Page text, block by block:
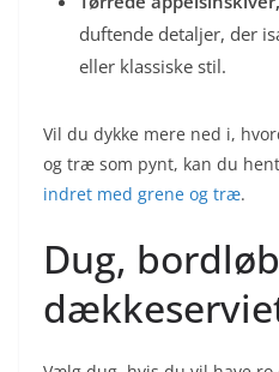
duftende detaljer, der
eller klassiske stil.
Vil du dykke mere ned i,
og træ som pynt, kan du
indret med grene og træ.
Dug,